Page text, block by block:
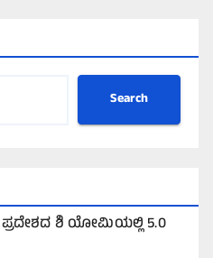
Search
ಶಿ ಯೋಮಿಯಲ್ಲಿ 5.0